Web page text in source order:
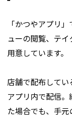
「かつやアプリ
ューの閲覧、テ
用意しています。
店舗で配布して
アプリ内で配信
た場合でも、手